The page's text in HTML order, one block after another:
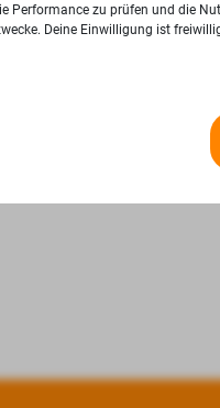
zu prüfen und die
Deine Einwilligung ist